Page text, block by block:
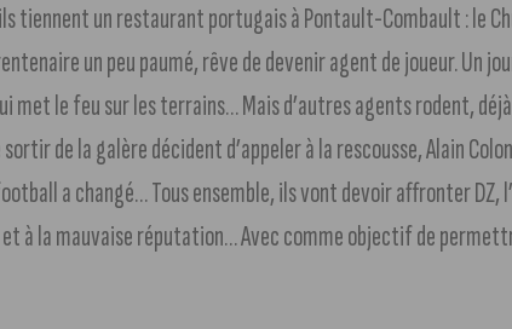
tiennent un restaurant portugais à Pontault-Combault : le
un peu paumé, rêve de devenir agent de joueur. Un
met le feu sur les terrains… Mais d’autres agents rodent,
sortir de la galère décident d’appeler à la rescousse, Alain
a changé… Tous ensemble, ils vont devoir affronter DZ,
et à la mauvaise réputation… Avec comme objectif de